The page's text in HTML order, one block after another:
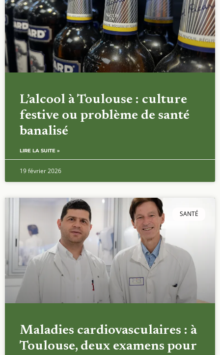
L’alcool à Toulouse : culture
festive ou problème de santé
banalisé
LIRE LA SUITE »
19 février 2026
SANTÉ
Maladies cardiovasculaires : à
Toulouse, deux examens pour